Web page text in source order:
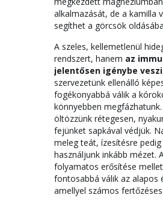
alkalmazását, de a kamilla
segíthet a görcsök
A szeles, kellemetlenül
rendszert, hanem az
jelentősen igénybe veszi
szervezetünk ellenálló
fogékonyabbá válik a
könnyebben
öltözzünk rétegesen,
fejünket sapkával védjük.
meleg teát, ízesítésre
használjunk inkább mézet.
folyamatos erősítése
fontosabbá válik az alapos
amellyel számos